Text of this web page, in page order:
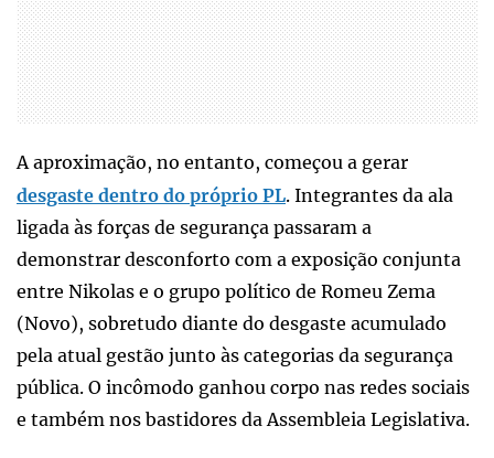
A aproximação, no entanto, começou a gerar
desgaste dentro do próprio PL. Integrantes da ala
ligada às forças de segurança passaram a
demonstrar desconforto com a exposição conjunta
entre Nikolas e o grupo político de Romeu Zema
(Novo), sobretudo diante do desgaste acumulado
pela atual gestão junto às categorias da segurança
pública. O incômodo ganhou corpo nas redes sociais
e também nos bastidores da Assembleia Legislativa.